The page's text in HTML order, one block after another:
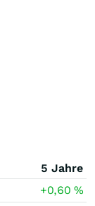
5 Jahre
+0,60%